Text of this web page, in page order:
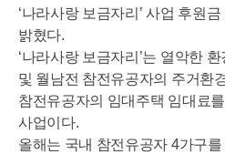
‘나라사랑 보금자리’ 사업 후원
밝혔다.
‘나라사랑 보금자리’는 열악한
및 월남전 참전유공자의 주거환
참전유공자의 임대주택 임대료를
사업이다.
올해는 국내 참전유공자 4가구